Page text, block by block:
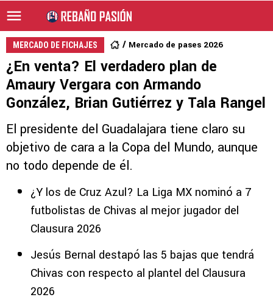
MERCADO DE FICHAJES Mercado de pases 2026
¿En venta? El verdadero plan de
Amaury Vergara con Armando
González, Brian Gutiérrez y Tala Rangel
El presidente del Guadalajara tiene claro su
objetivo de cara a la Copa del Mundo, aunque
no todo depende de él.
¿Y los de Cruz Azul? La Liga MX nominó a 7
futbolistas de Chivas al mejor jugador del
Clausura 2026
Jesús Bernal destapó las 5 bajas que tendrá
Chivas con respecto al plantel del Clausura
2026